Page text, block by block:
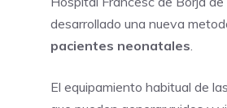
desarrollado una nueva
pacientes neonatales.
El equipamiento habitual de